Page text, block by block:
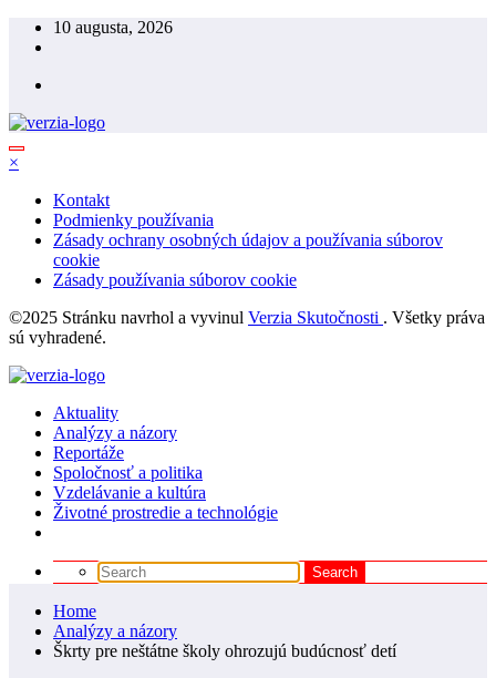
Skip
10 augusta, 2026
×
Kontakt
Podmienky používania
Zásady ochrany osobných údajov a používania súborov
cookie
Zásady používania súborov cookie
©2025 Stránku navrhol a vyvinul Verzia Skutočnosti . Všetky práva
sú vyhradené.
Aktuality
Analýzy a názory
Reportáže
Spoločnosť a politika
Vzdelávanie a kultúra
Životné prostredie a technológie
Home
Analýzy a názory
Škrty pre neštátne školy ohrozujú budúcnosť detí